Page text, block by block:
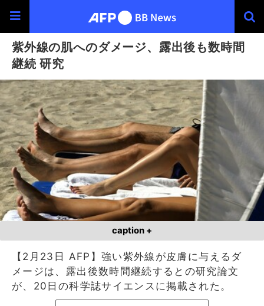
紫外線の肌へのダメージ、露出後も数時間
継続 研究
caption +
【2月23日 AFP】強い紫外線が皮膚に与えるダ
メージは、露出後数時間継続するとの研究論文
が、20日の科学誌サイエンスに掲載された。